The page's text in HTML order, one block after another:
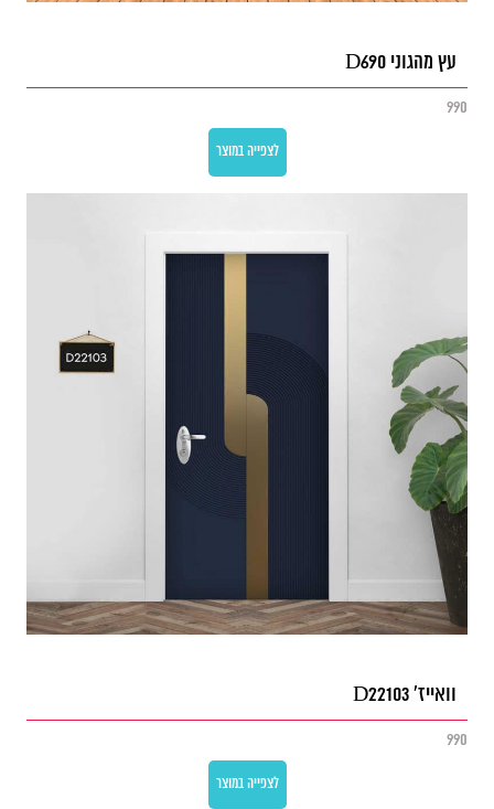
עץ מהגוני D690
990
לצפייה במוצר
וואייז' D22103
990
לצפייה במוצר